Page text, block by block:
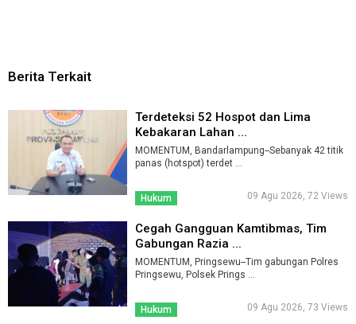
Berita Terkait
Terdeteksi 52 Hospot dan Lima
Kebakaran Lahan ...
MOMENTUM, Bandarlampung--Sebanyak 42 titik
panas (hotspot) terdet ...
Hukum 09 Agu 2026, 72 Views
Cegah Gangguan Kamtibmas, Tim
Gabungan Razia ...
MOMENTUM, Pringsewu--Tim gabungan Polres
Pringsewu, Polsek Prings ...
Hukum 09 Agu 2026, 73 Views